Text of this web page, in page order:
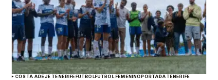
COSTA ADEJE TENERIFE FÚTBOLFÚTBOL FEMENINO PORTADATENERIFE